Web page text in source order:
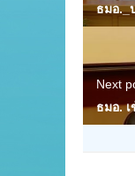
ธมอ._
Next
ธมอ. เ